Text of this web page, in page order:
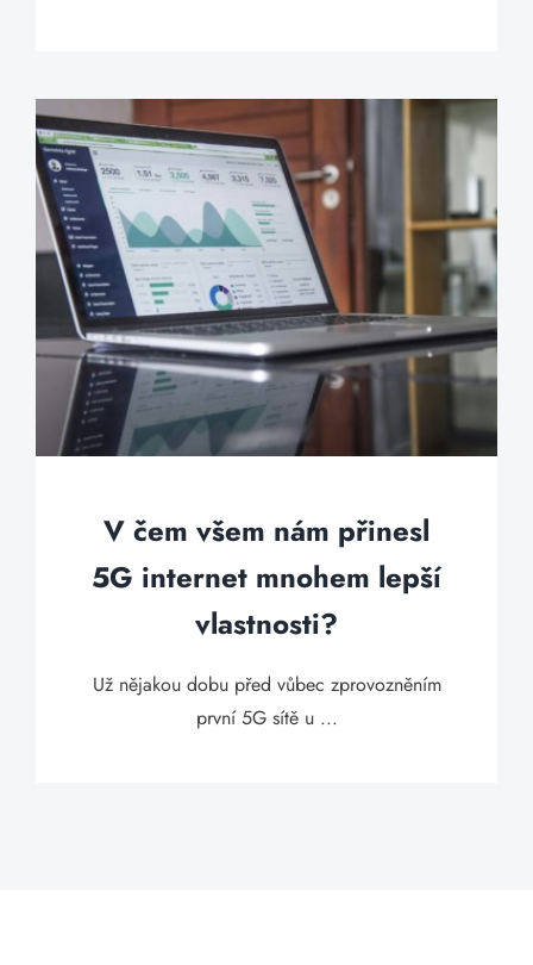
V čem všem nám přinesl
5G internet mnohem lepší
vlastnosti?
Už nějakou dobu před vůbec zprovozněním
první 5G sítě u ...